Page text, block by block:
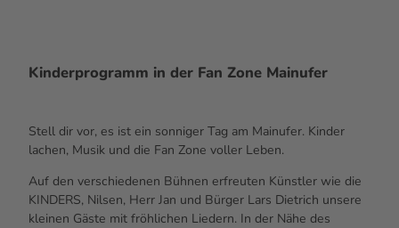
Kinderprogramm in der Fan Zone Mainufer
Stell dir vor, es ist ein sonniger Tag am Mainufer. Kinder
lachen, Musik und die Fan Zone voller Leben.
Auf den verschiedenen Bühnen erfreuten Künstler wie die
KINDERS, Nilsen, Herr Jan und Bürger Lars Dietrich unsere
kleinen Gäste mit fröhlichen Liedern. In der Nähe des